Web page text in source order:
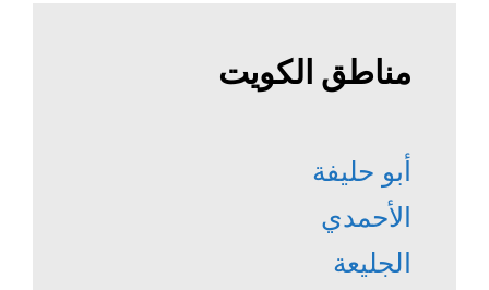
مناطق الكويت
أبو حليفة
الأحمدي
الجليعة